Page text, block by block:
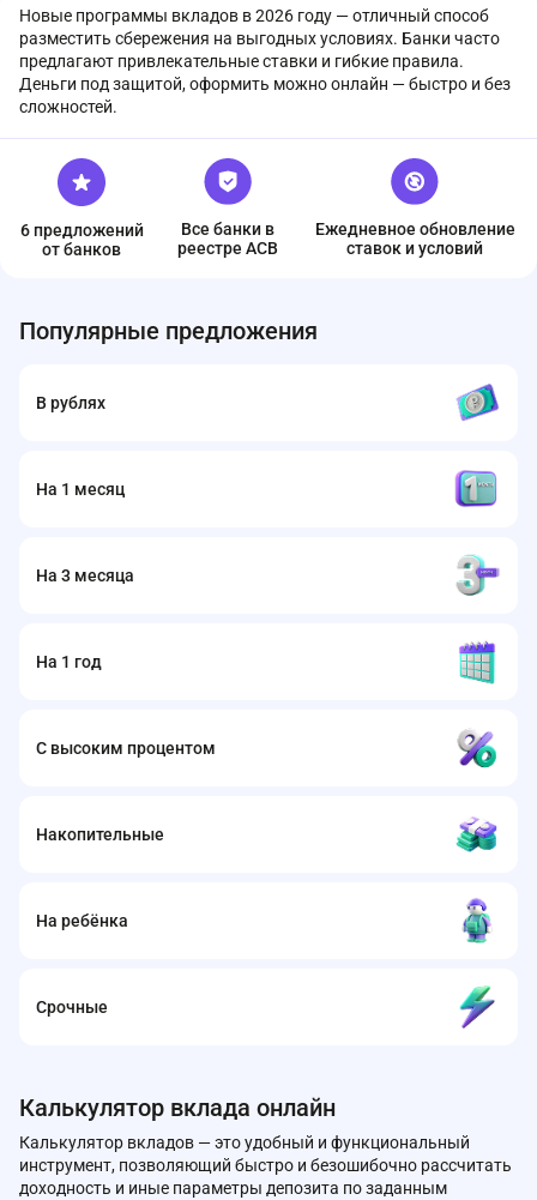
Новые программы вкладов в 2026 году — отличный способ
разместить сбережения на выгодных условиях. Банки часто
предлагают привлекательные ставки и гибкие правила.
Деньги под защитой, оформить можно онлайн — быстро и без
сложностей.
6 предложений
от банков
Все банки в
реестре ACB
Ежедневное обновление
ставок и условий
Популярные предложения
В рублях
На 1 месяц
На 3 месяца
На 1 год
С высоким процентом
Накопительные
На ребёнка
Срочные
Калькулятор вклада онлайн
Калькулятор вкладов — это удобный и функциональный
инструмент, позволяющий быстро и безошибочно рассчитать
доходность и иные параметры депозита по заданным